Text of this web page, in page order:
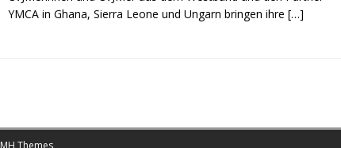
YMCA in Ghana, Sierra Leone und Ungarn bringen ihre […]
MH Themes